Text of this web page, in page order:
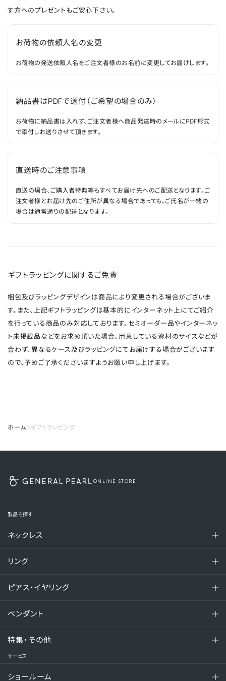
す方へのプレゼントもご安心下さい。
お荷物の依頼人名の変更
お荷物の発送依頼人名をご注文者様のお名前に変更してお届けします。
納品書はPDFで送付（ご希望の場合のみ）
お荷物に納品書は入れず、ご注文者様へ商品発送時のメールにPDF形式
で添付しお送りさせて頂きます。
直送時のご注意事項
直送の場合、ご購入者特典等もすべてお届け先へのご配送となります。ご
注文者様とお届け先のご住所が異なる場合であっても、ご氏名が一緒の
場合は通常通りの配送となります。
ギフトラッピングに関するご免責
梱包及びラッピングデザインは商品により変更される場合がございま
す。また、上記ギフトラッピングは基本的にインターネット上にてご紹介
を行っている商品のみ対応しております。セミオーダー品やインターネッ
ト未掲載品などをお求め頂いた場合、用意している資材のサイズなどが
合わず、異なるケース及びラッピングにてお届けする場合がございます
ので、予めご了承くださいますようお願い申し上げます。
ホーム ギフトラッピング
ONLINE STORE
製品を探す
ネックレス
リング
ピアス・イヤリング
ペンダント
特集・その他
サービス
ショールーム